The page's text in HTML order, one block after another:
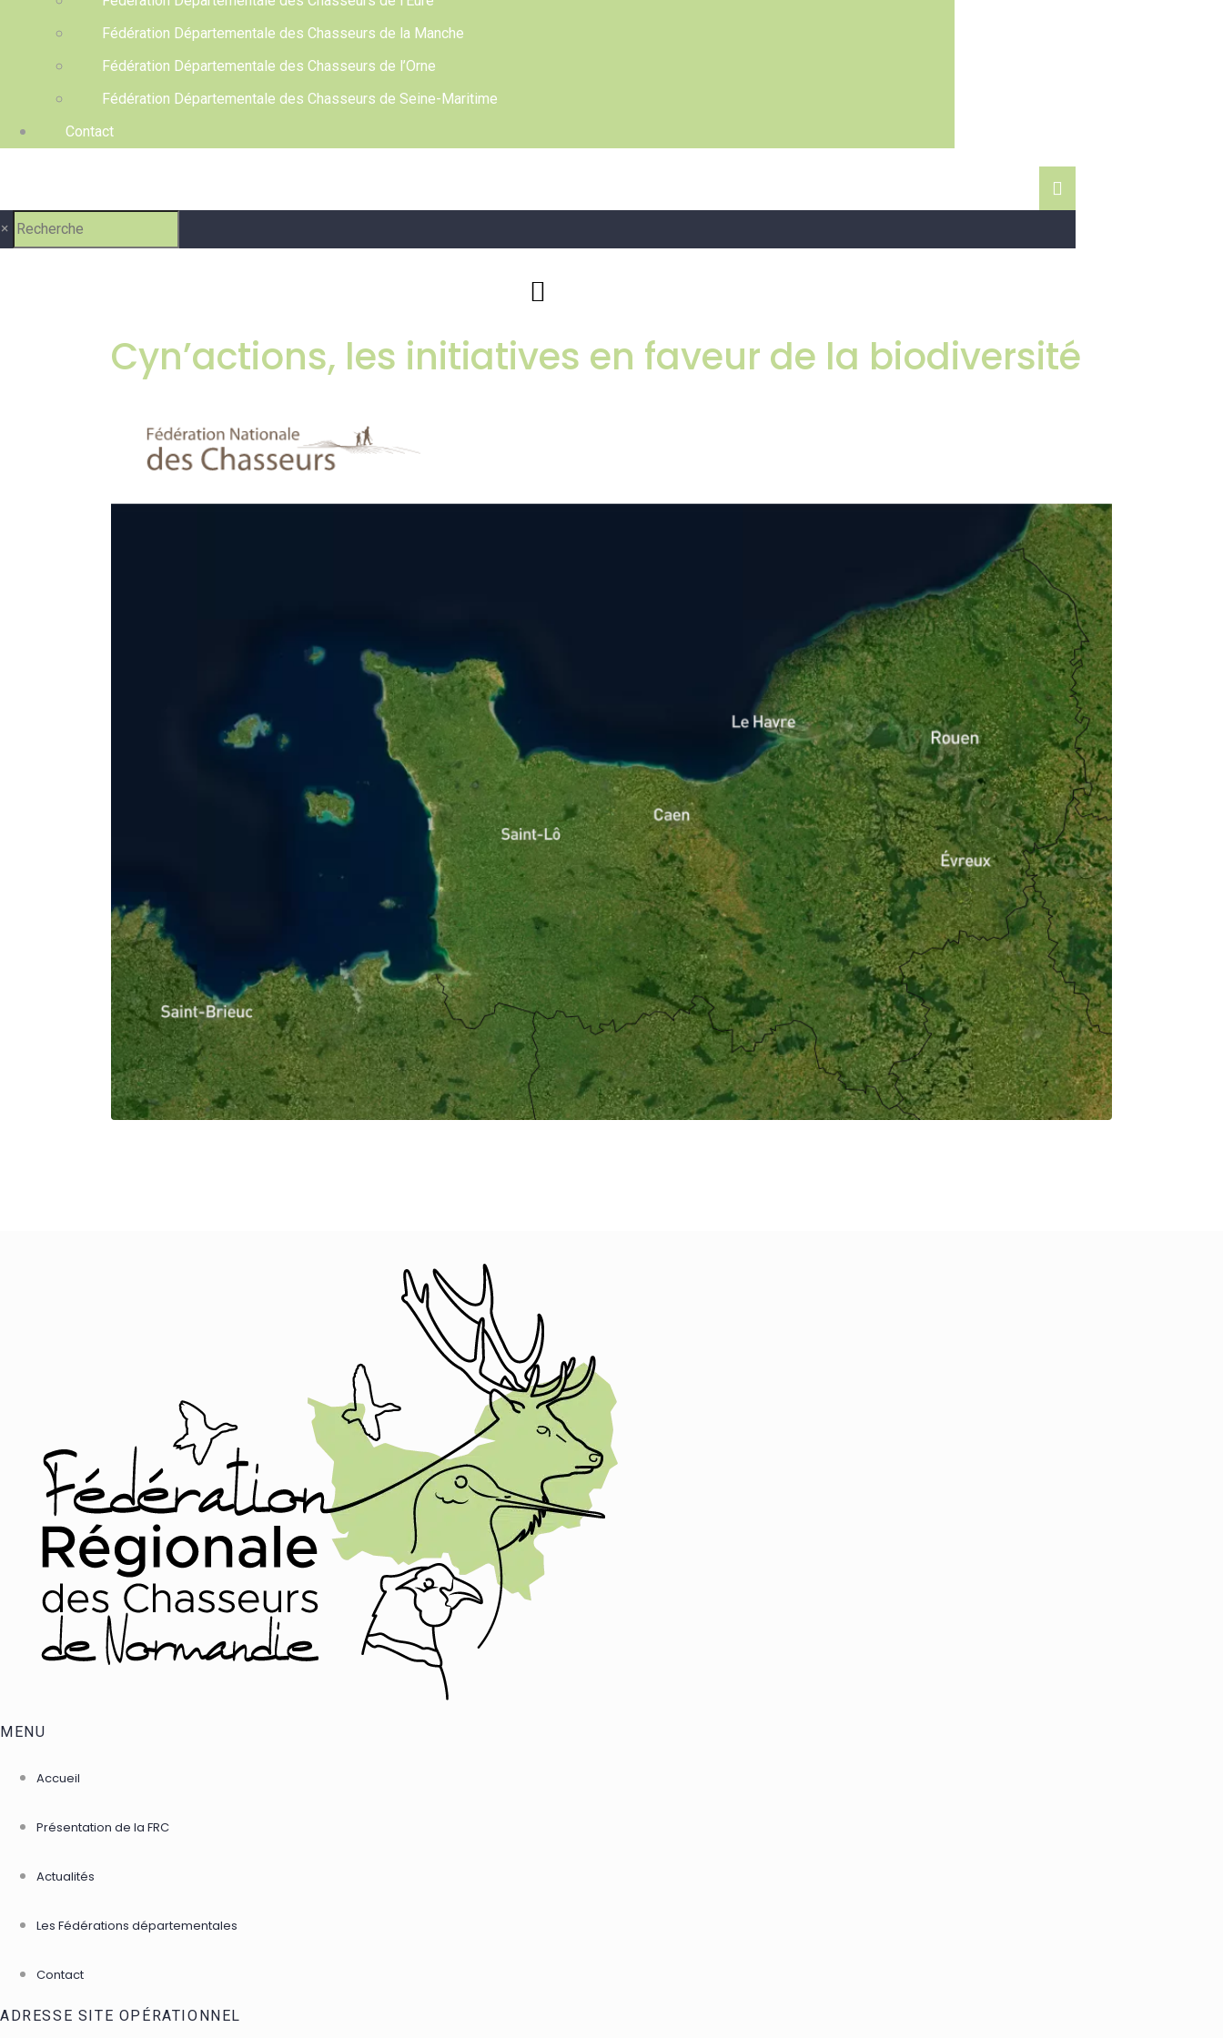
Fédération Départementale des Chasseurs de la Manche​
Fédération Départementale des Chasseurs de l’Orne
Fédération Départementale des Chasseurs de Seine-Maritime
Contact
×
Cyn’actions, les initiatives en faveur de la biodiversité
MENU
Accueil
Présentation de la FRC
Actualités
Les Fédérations départementales
Contact
ADRESSE SITE OPÉRATIONNEL